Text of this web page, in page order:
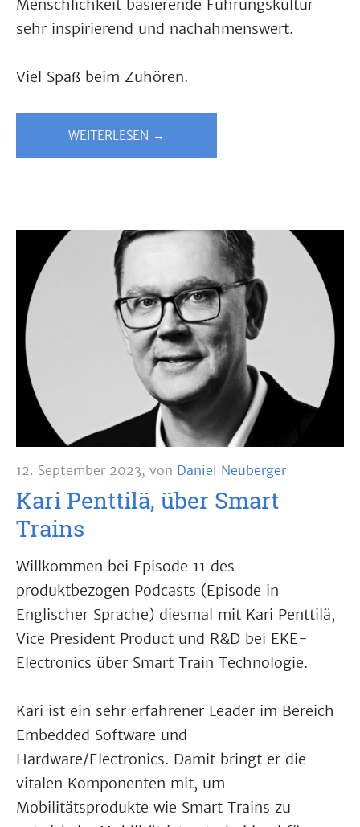
Menschlichkeit basierende Führungskultur
sehr inspirierend und nachahmenswert.
Viel Spaß beim Zuhören.
WEITERLESEN →
12. September 2023, von Daniel Neuberger
Kari Penttilä, über Smart
Trains
Willkommen bei Episode 11 des
produktbezogen Podcasts (Episode in
Englischer Sprache) diesmal mit Kari Penttilä,
Vice President Product und R&D bei EKE-
Electronics über Smart Train Technologie.
Kari ist ein sehr erfahrener Leader im Bereich
Embedded Software und
Hardware/Electronics. Damit bringt er die
vitalen Komponenten mit, um
Mobilitätsprodukte wie Smart Trains zu